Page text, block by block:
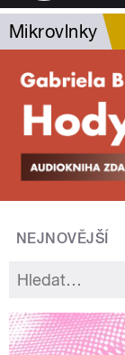
Mikrovlnky
NEJNOVĚJŠÍ